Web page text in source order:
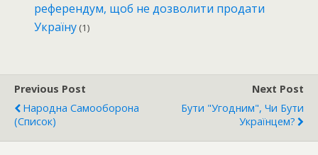
референдум, щоб не дозволити продати
Україну (1)
Previous Post
Народна Самооборона
(список)
Next Post
Бути "угодним", Чи Бути
Українцем?